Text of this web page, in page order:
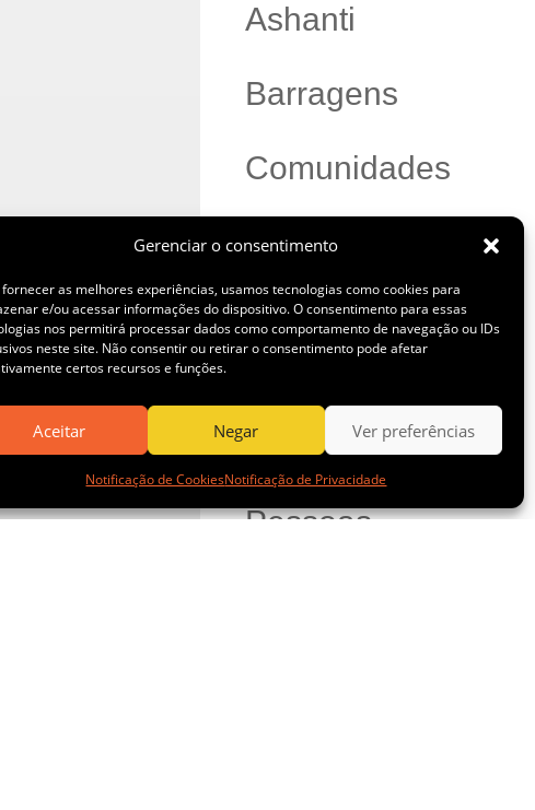
Gerenciar o consentimento
fornecer as melhores experiências, usamos tecnologias como cookies para
e/ou acessar informações do dispositivo. O consentimento para essas
nos permitirá processar dados como comportamento de navegação ou IDs
neste site. Não consentir ou retirar o consentimento pode afetar
certos recursos e funções.
Aceitar Negar Ver preferências
Notificação de CookiesNotificação de Privacidade
Ashanti
Barragens
Comunidades
Disposição à
Seco
Novidades
Pessoas